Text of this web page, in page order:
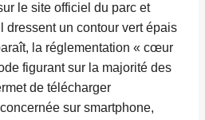
le site officiel du parc et
dressent un contour vert épais
la réglementation « cœur
figurant sur la majorité des
de télécharger
sur smartphone,